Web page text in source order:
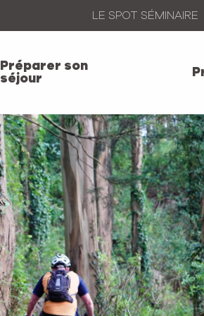
LE SPOT SÉMINAIRE
Préparer son
séjour